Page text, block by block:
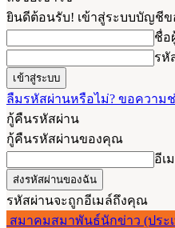
ยินดีต้อนรับ! เข้าสู่ระบบบัญชี
ชื่อ
รหั
ลืมรหัสผ่านหรือไม่? ขอความ
กู้คืนรหัสผ่าน
กู้คืนรหัสผ่านของคุณ
อีเ
รหัสผ่านจะถูกอีเมล์ถึงคุณ
สมาคมสมาพันธ์นักข่าว (ประ